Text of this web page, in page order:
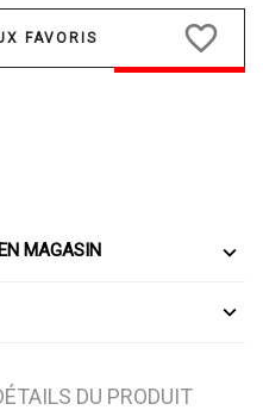
favorite_border
MAGASIN
DU PRODUIT